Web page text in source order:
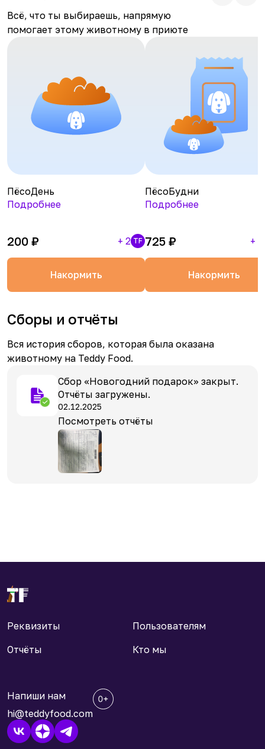
Приходи знакомиться, если нужен надёжный друг.
Всё, что ты выбираешь, напрямую
помогает этому животному в приюте
ПёсоДень
Подробнее
200 ₽ + 2 TF
Накормить
ПёсоБудни
Подробнее
725 ₽ +
Накормить
Сборы и отчёты
Вся история сборов, которая была оказана
животному на Teddy Food.
Сбор «Новогодний подарок» закрыт.
Отчёты загружены.
02.12.2025
Посмотреть отчёты
Реквизиты
Пользователям
Отчёты
Кто мы
Напиши нам
hi@teddyfood.com